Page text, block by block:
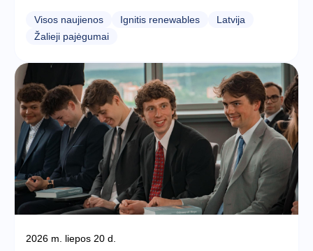
Visos naujienos Ignitis renewables
Latvija
Žalieji pajėgumai
2026 m. liepos 20 d.